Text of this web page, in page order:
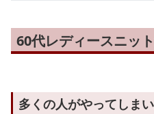
60代レディースニッ
多くの人がやってしま